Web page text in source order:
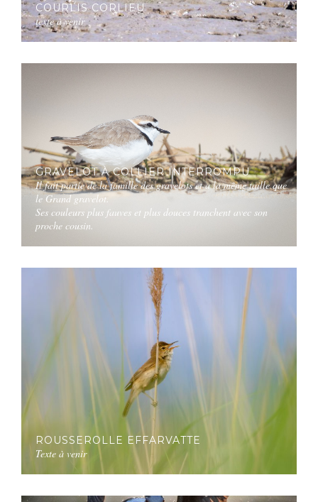
COURLIS CORLIEU
texte à venir
GRAVELOT À COLLIER INTERROMPU
Il fait partie de la famille des gravelots et a la même taille que
le Grand gravelot.
Ses couleurs plus fauves et plus douces tranchent avec son
proche cousin.
ROUSSEROLLE EFFARVATTE
Texte à venir